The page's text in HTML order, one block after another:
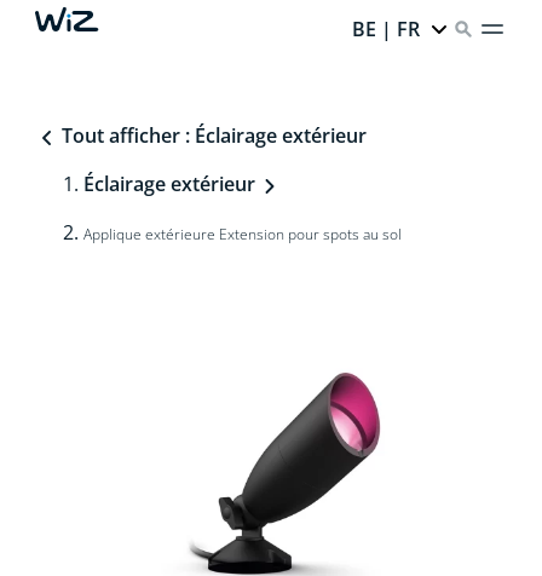
BE | FR
Tout afficher : Éclairage extérieur
Éclairage extérieur
Applique extérieure Extension pour spots au sol